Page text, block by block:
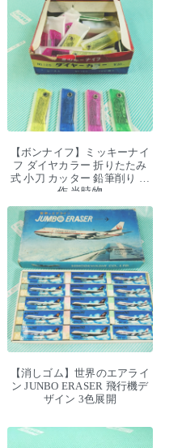
【ボンナイフ】ミッキーナイ
フ ダイヤカラー 折りたたみ
式 小刀 カッター 鉛筆削り 工
作 当時物
【消しゴム】世界のエアライ
ン JUNBO ERASER 飛行機デ
ザイン 3色展開